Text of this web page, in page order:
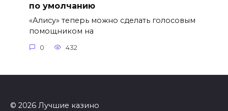
по умолчанию
«Алису» теперь можно сделать голосовым
помощником на
0 432
© 2026 Лучшие казино